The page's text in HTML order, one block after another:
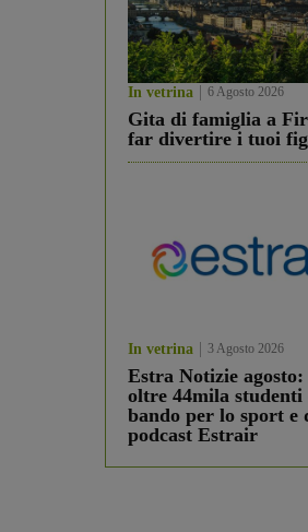
In vetrina 6 Agosto 2026
Gita di famiglia a
far divertire i tuoi
In vetrina 3 Agosto 2026
Estra Notizie
oltre 44mila
bando per lo sport e
podcast Estrair